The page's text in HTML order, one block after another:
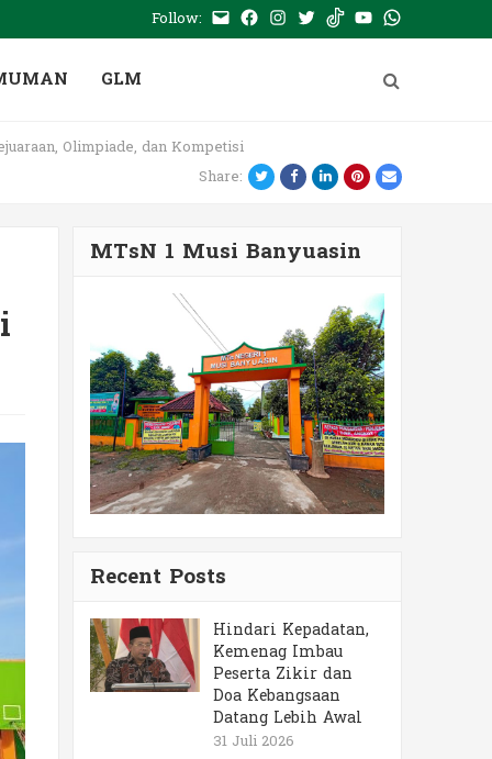
Follow: E- Facebook
Instagram
TwitterTiktokYoutubeWhatsApp
GLM
Olimpiade, dan Kompetisi
Share:
TwitterFacebookLinkedIn
Pinterest
Email
MTsN 1 Musi Banyuasin
Recent Posts
Hindari Kepadatan,
Kemenag Imbau
Peserta Zikir dan
Doa Kebangsaan
Datang Lebih Awal
31 Juli 2026